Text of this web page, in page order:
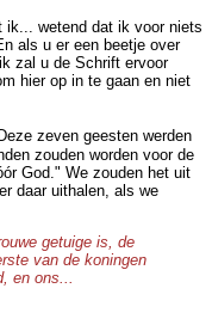
ik... wetend dat ik voor niets
als u er een beetje over
zal u de Schrift ervoor
hier op in te gaan en niet
zeven geesten werden
zouden worden voor de
God." We zouden het uit
daar uithalen, als we
getuige is, de
van de koningen
en ons...